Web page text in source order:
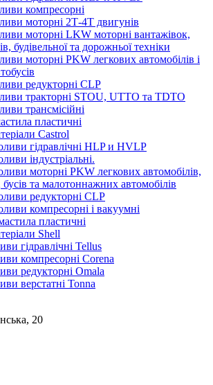
компресорні
моторні 2Т-4Т двигунів
моторні LKW моторні вантажівок,
будівельної та дорожньої техніки
моторні PKW легкових автомобілів і
редукторні CLP
тракторні STOU, UTTO та TDTO
трансмісійні
пластичні
Castrol
гідравлічні HLP и HVLP
індустріальні.
моторні PKW легкових автомобілів,
та малотоннажних автомобілів
редукторні CLP
компресорні і вакуумні
пластичні
Shell
гідравлічні Tellus
компресорні Corena
редукторні Omala
верстатні Tonna
20